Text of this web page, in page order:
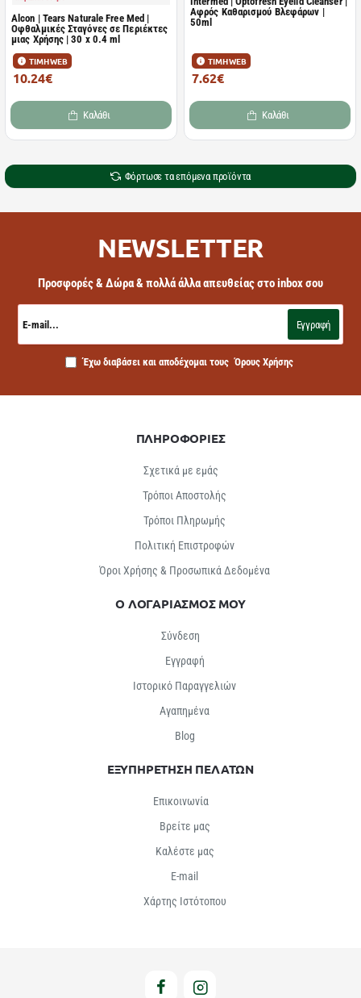
Alcon | Tears Naturale Free Med |
Οφθαλμικές Σταγόνες σε Περιέκτες
μιας Χρήσης | 30 x 0.4 ml
ΤΙΜΗ WEB
10.24€
Καλάθι
Αφρός Καθαρισμού Βλεφάρων |
50ml
ΤΙΜΗ WEB
7.62€
Καλάθι
Φόρτωσε τα επόμενα προϊόντα
NEWSLETTER
Προσφορές & Δώρα & πολλά άλλα απευθείας στο inbox σου
mail...
Εγγραφή
Έχω διαβάσει και αποδέχομαι τους Όρους Χρήσης
ΠΛΗΡΟΦΟΡΙΕΣ
Σχετικά με εμάς
Τρόποι Αποστολής
Τρόποι Πληρωμής
Πολιτική Επιστροφών
Όροι Χρήσης & Προσωπικά Δεδομένα
Ο ΛΟΓΑΡΙΑΣΜΟΣ ΜΟΥ
Σύνδεση
Εγγραφή
Ιστορικό Παραγγελιών
Αγαπημένα
Βlog
ΕΞΥΠΗΡΕΤΗΣΗ ΠΕΛΑΤΩΝ
Επικοινωνία
Βρείτε μας
Καλέστε μας
E-mail
Χάρτης Ιστότοπου